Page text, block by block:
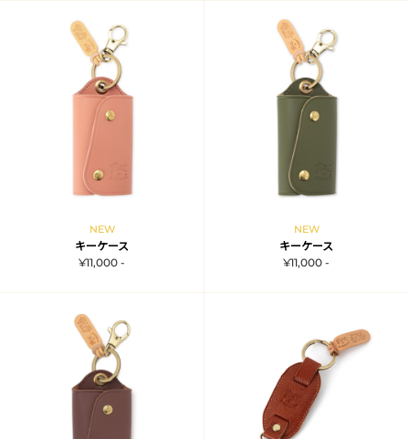
NEW
キーケース
¥11,000 -
NEW
キーケース
¥11,000 -